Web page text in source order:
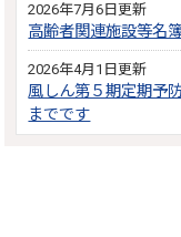
2026年7月6日更新
高齢者関連施設等名
2026年4月1日更新
風しん第５期定期予
までです